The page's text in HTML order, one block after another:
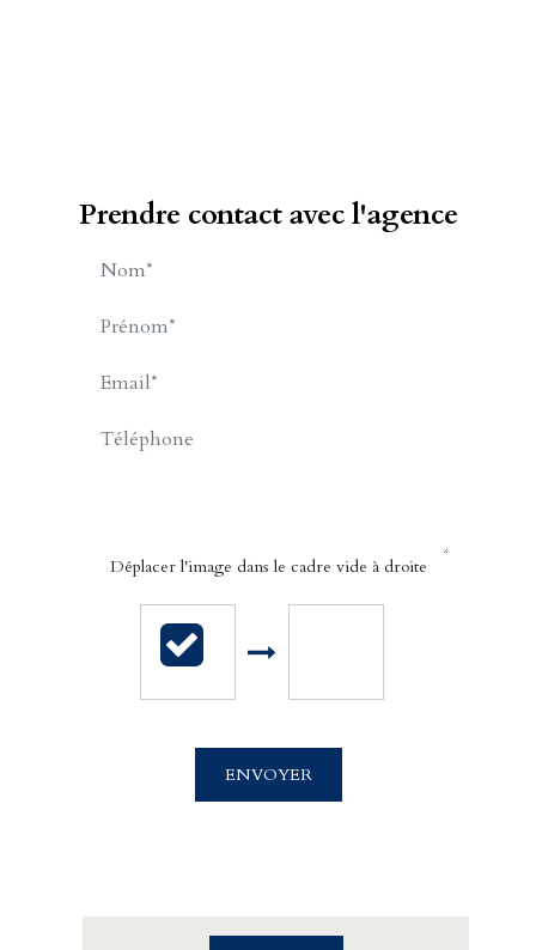
BRANDEBOURGER Nadine
34 bis Rue Gambetta
Prendre contact avec l'agence
Déplacer l'image dans le cadre vide à droite
ENVOYER